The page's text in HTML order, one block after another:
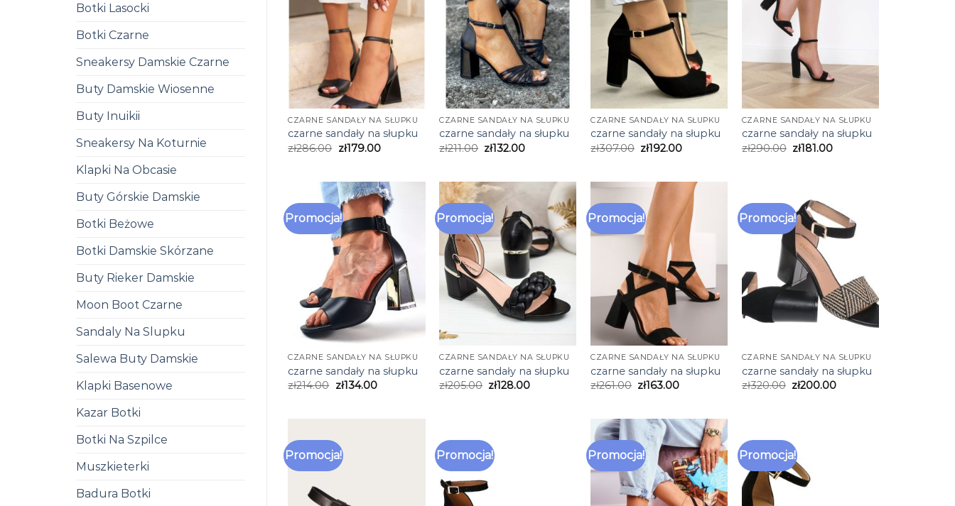
Botki Lasocki
Botki Czarne
Sneakersy Damskie Czarne
Buty Damskie Wiosenne
Buty Inuikii
Sneakersy Na Koturnie
Klapki Na Obcasie
Buty Górskie Damskie
Botki Beżowe
Botki Damskie Skórzane
Buty Rieker Damskie
Moon Boot Czarne
Sandaly Na Slupku
Salewa Buty Damskie
Klapki Basenowe
Kazar Botki
Botki Na Szpilce
Muszkieterki
Badura Botki
CZARNE SANDAŁY NA SŁUPKU
czarne sandały na słupku
zł286.00 zł179.00
CZARNE SANDAŁY NA SŁUPKU
czarne sandały na słupku
zł211.00 zł132.00
CZARNE SANDAŁY NA SŁUPKU
czarne sandały na słupku
zł307.00 zł192.00
CZARNE SANDAŁY NA SŁUPKU
czarne sandały na słupku
zł290.00 zł181.00
Promocja!
CZARNE SANDAŁY NA SŁUPKU
czarne sandały na słupku
zł214.00 zł134.00
Promocja!
CZARNE SANDAŁY NA SŁUPKU
czarne sandały na słupku
zł205.00 zł128.00
Promocja!
CZARNE SANDAŁY NA SŁUPKU
czarne sandały na słupku
zł261.00 zł163.00
Promocja!
CZARNE SANDAŁY NA SŁUPKU
czarne sandały na słupku
zł320.00 zł200.00
Promocja! Promocja! Promocja! Promocja!